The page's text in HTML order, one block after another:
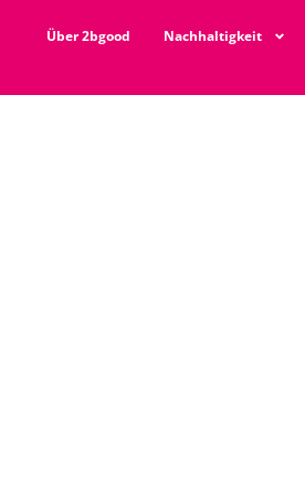
Über 2bgood Nachhaltigkeit